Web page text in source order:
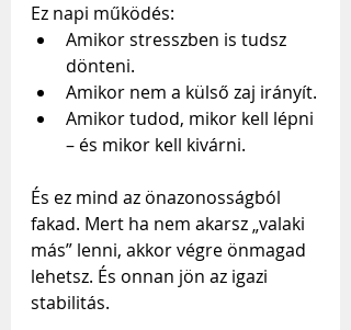
Ez napi működés:
Amikor stresszben is tudsz
dönteni.
Amikor nem a külső zaj irányít.
Amikor tudod, mikor kell lépni
– és mikor kell kivárni.
És ez mind az önazonosságból
fakad. Mert ha nem akarsz „valaki
más” lenni, akkor végre önmagad
lehetsz. És onnan jön az igazi
stabilitás.